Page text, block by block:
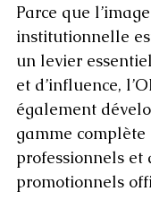
Parce que l’image
institutionnelle
un levier
et d’influence,
également
gamme complète
professionnels et
promotionnels